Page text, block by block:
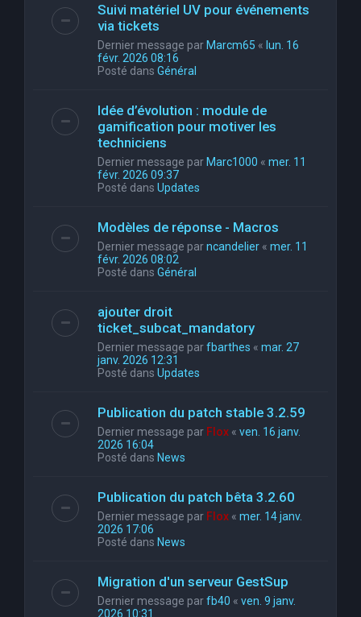
Suivi matériel UV pour événements
via tickets
Dernier message parMarcm65 « lun. 16
févr. 2026 08:16
Posté dans Général
Idée d’évolution : module de
gamification pour motiver les
techniciens
Dernier message parMarc1000 « mer. 11
févr. 2026 09:37
Posté dans Updates
Modèles de réponse - Macros
Dernier message parncandelier « mer. 11
févr. 2026 08:02
Posté dans Général
ajouter droit
ticket_subcat_mandatory
Dernier message parfbarthes « mar. 27
janv. 2026 12:31
Posté dans Updates
Publication du patch stable 3.2.59
Dernier message par Flox « ven. 16 janv.
2026 16:04
Posté dans News
Publication du patch bêta 3.2.60
Dernier message par Flox « mer. 14 janv.
2026 17:06
Posté dans News
Migration d'un serveur GestSup
Dernier message parfb40 « ven. 9 janv.
2026 10:31